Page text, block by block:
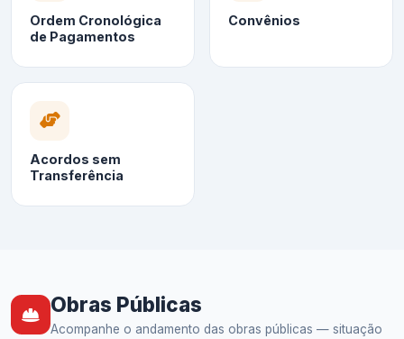
Ordem Cronológica
de Pagamentos
Convênios
Acordos sem
Transferência
Obras Públicas
Acompanhe o andamento das obras públicas — situação